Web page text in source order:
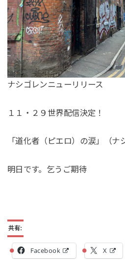
ナシゴレンニューリリース
１１・２９世界配信決定！
「道化者（ピエロ）の涙」（ナ
明日です。乞うご期待
共有:
Facebook X